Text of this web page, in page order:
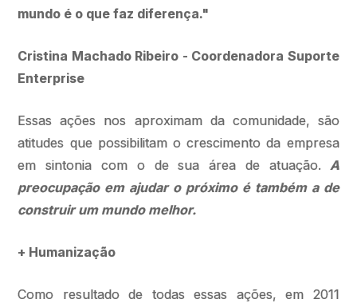
mundo é o que faz diferença."
Cristina Machado Ribeiro - Coordenadora Suporte
Enterprise
Essas ações nos aproximam da comunidade, são
atitudes que possibilitam o crescimento da empresa
em sintonia com o de sua área de atuação. A
preocupação em ajudar o próximo é também a de
construir um mundo melhor.
+ Humanização
Como resultado de todas essas ações, em 2011